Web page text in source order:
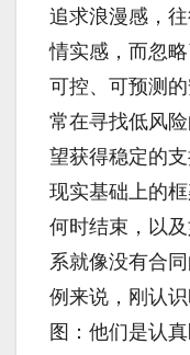
追求浪漫感，
情实感，而忽
可控、可预测
常在寻找低风
望获得稳定的
现实基础上的
何时结束，以
系就像没有合
例来说，刚认
图：他们是认